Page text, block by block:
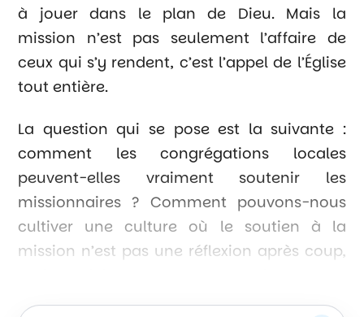
à jouer dans le plan de Dieu. Mais la
mission n’est pas seulement l’affaire de
ceux qui s’y rendent, c’est l’appel de l’Église
tout entière.
La question qui se pose est la suivante :
comment les congrégations locales
peuvent-elles vraiment soutenir les
missionnaires ? Comment pouvons-nous
cultiver une culture où le soutien à la
mission n’est pas une réflexion après coup,
église ?